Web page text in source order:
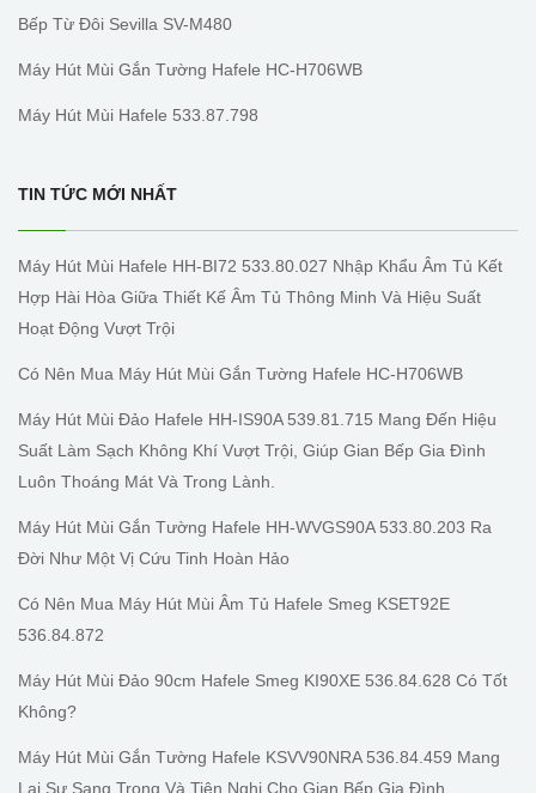
Bếp Từ Đôi Sevilla SV-M480
Máy Hút Mùi Gắn Tường Hafele HC-H706WB
Máy Hút Mùi Hafele 533.87.798
TIN TỨC MỚI NHẤT
Máy Hút Mùi Hafele HH-BI72 533.80.027 Nhập Khẩu Âm Tủ Kết
Hợp Hài Hòa Giữa Thiết Kế Âm Tủ Thông Minh Và Hiệu Suất
Hoạt Động Vượt Trội
Có Nên Mua Máy Hút Mùi Gắn Tường Hafele HC-H706WB
Máy Hút Mùi Đảo Hafele HH-IS90A 539.81.715 Mang Đến Hiệu
Suất Làm Sạch Không Khí Vượt Trội, Giúp Gian Bếp Gia Đình
Luôn Thoáng Mát Và Trong Lành.
Máy Hút Mùi Gắn Tường Hafele HH-WVGS90A 533.80.203 Ra
Đời Như Một Vị Cứu Tinh Hoàn Hảo
Có Nên Mua Máy Hút Mùi Âm Tủ Hafele Smeg KSET92E
536.84.872
Máy Hút Mùi Đảo 90cm Hafele Smeg KI90XE 536.84.628 Có Tốt
Không?
Máy Hút Mùi Gắn Tường Hafele KSVV90NRA 536.84.459 Mang
Lại Sự Sang Trọng Và Tiện Nghi Cho Gian Bếp Gia Đình.